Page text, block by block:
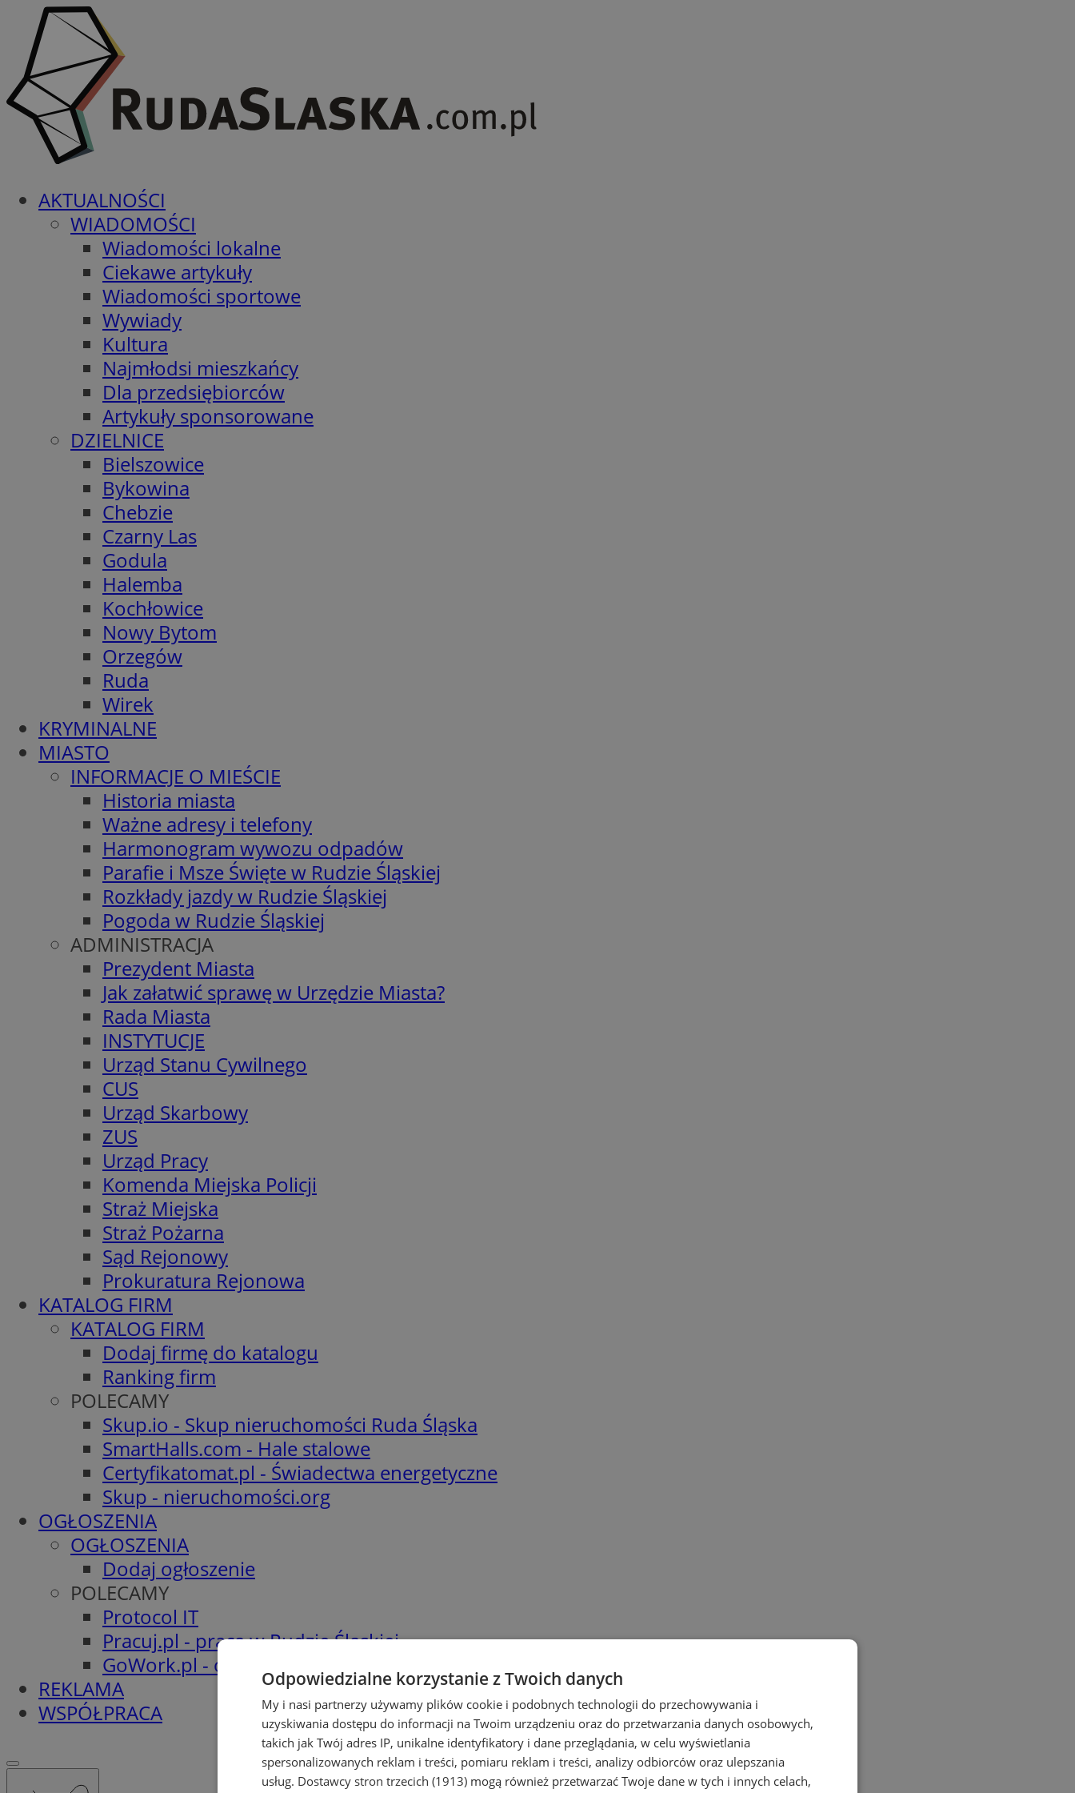
AKTUALNOŚCI
WIADOMOŚCI
Wiadomości lokalne
Ciekawe artykuły
Wiadomości sportowe
Wywiady
Kultura
Najmłodsi mieszkańcy
Dla przedsiębiorców
Artykuły sponsorowane
DZIELNICE
Bielszowice
Bykowina
Chebzie
Czarny Las
Godula
Halemba
Kochłowice
Nowy Bytom
Orzegów
Ruda
Wirek
KRYMINALNE
MIASTO
INFORMACJE O MIEŚCIE
Historia miasta
Ważne adresy i telefony
Harmonogram wywozu odpadów
Parafie i Msze Święte w Rudzie Śląskiej
Rozkłady jazdy w Rudzie Śląskiej
Pogoda w Rudzie Śląskiej
ADMINISTRACJA
Prezydent Miasta
Jak załatwić sprawę w Urzędzie Miasta?
Rada Miasta
INSTYTUCJE
Urząd Stanu Cywilnego
CUS
Urząd Skarbowy
ZUS
Urząd Pracy
Komenda Miejska Policji
Straż Miejska
Straż Pożarna
Sąd Rejonowy
Prokuratura Rejonowa
KATALOG FIRM
KATALOG FIRM
Dodaj firmę do katalogu
Ranking firm
POLECAMY
Skup.io - Skup nieruchomości Ruda Śląska
SmartHalls.com - Hale stalowe
Certyfikatomat.pl - Świadectwa energetyczne
Skup - nieruchomości.org
OGŁOSZENIA
OGŁOSZENIA
Dodaj ogłoszenie
POLECAMY
Protocol IT
Pracuj.pl - praca w Rudzie Śląskiej
GoWork.pl - oferty pracy
REKLAMA
WSPÓŁPRACA
Odpowiedzialne korzystanie z Twoich danych
My i nasi partnerzy używamy plików cookie i podobnych technologii do przechowywania i
uzyskiwania dostępu do informacji na Twoim urządzeniu oraz do przetwarzania danych osobowych,
takich jak Twój adres IP, unikalne identyfikatory i dane przeglądania, w celu wyświetlania
spersonalizowanych reklam i treści, pomiaru reklam i treści, analizy odbiorców oraz ulepszania
usług. Dostawcy stron trzecich (1913) mogą również przetwarzać Twoje dane w tych i innych celach,